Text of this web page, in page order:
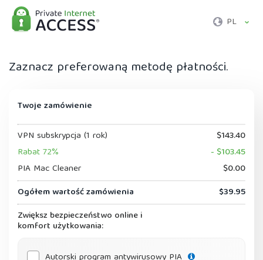
PL
Zaznacz preferowaną metodę płatności.
Twoje zamówienie
VPN subskrypcja (1 rok)
$143.40
Rabat 72%
- $103.45
PIA Mac Cleaner
$0.00
Ogółem wartość zamówienia
$39.95
Zwiększ bezpieczeństwo online i
komfort użytkowania: